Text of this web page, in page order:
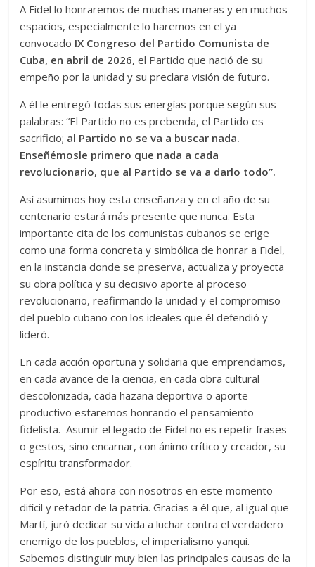
A Fidel lo honraremos de muchas maneras y en muchos
espacios, especialmente lo haremos en el ya
convocado IX Congreso del Partido Comunista de
Cuba, en abril de 2026, el Partido que nació de su
empeño por la unidad y su preclara visión de futuro.
A él le entregó todas sus energías porque según sus
palabras: “El Partido no es prebenda, el Partido es
sacrificio; al Partido no se va a buscar nada.
Enseñémosle primero que nada a cada
revolucionario, que al Partido se va a darlo todo”.
Así asumimos hoy esta enseñanza y en el año de su
centenario estará más presente que nunca. Esta
importante cita de los comunistas cubanos se erige
como una forma concreta y simbólica de honrar a Fidel,
en la instancia donde se preserva, actualiza y proyecta
su obra política y su decisivo aporte al proceso
revolucionario, reafirmando la unidad y el compromiso
del pueblo cubano con los ideales que él defendió y
lideró.
En cada acción oportuna y solidaria que emprendamos,
en cada avance de la ciencia, en cada obra cultural
descolonizada, cada hazaña deportiva o aporte
productivo estaremos honrando el pensamiento
fidelista. Asumir el legado de Fidel no es repetir frases
o gestos, sino encarnar, con ánimo crítico y creador, su
espíritu transformador.
Por eso, está ahora con nosotros en este momento
difícil y retador de la patria. Gracias a él que, al igual que
Martí, juró dedicar su vida a luchar contra el verdadero
enemigo de los pueblos, el imperialismo yanqui.
Sabemos distinguir muy bien las principales causas de la